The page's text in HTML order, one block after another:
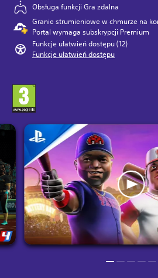
Obsługa funkcji Gra zdalna
Granie strumieniowe w chmurze na
Portal wymaga subskrypcji Premium
Funkcje ułatwień dostępu (12)
Funkcje ułatwień dostępu